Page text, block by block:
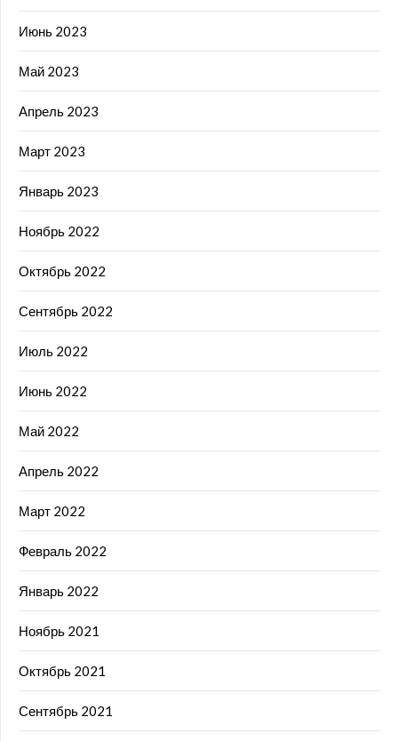
Июнь 2023
Май 2023
Апрель 2023
Март 2023
Январь 2023
Ноябрь 2022
Октябрь 2022
Сентябрь 2022
Июль 2022
Июнь 2022
Май 2022
Апрель 2022
Март 2022
Февраль 2022
Январь 2022
Ноябрь 2021
Октябрь 2021
Сентябрь 2021